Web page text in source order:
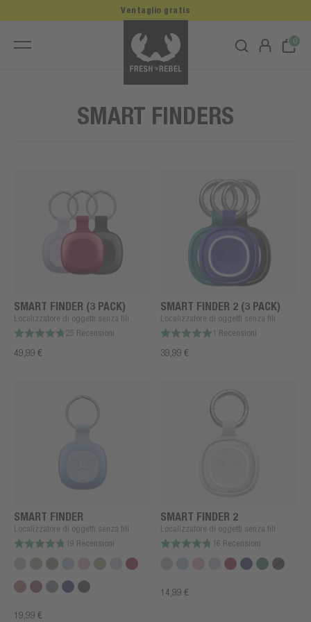
0
Ventaglio gratis
SMART FINDERS
SMART FINDER (3 PACK)
Localizzatore di oggetti senza fili
25 Recensioni
49,99 €
SMART FINDER 2 (3 PACK)
Localizzatore di oggetti senza fili
1 Recensioni
39,99 €
SMART FINDER
Localizzatore di oggetti senza fili
19 Recensioni
19,99 €
SMART FINDER 2
Localizzatore di oggetti senza fili
16 Recensioni
14,99 €